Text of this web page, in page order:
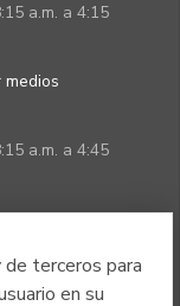
terceros para
en su
a.m. a 4:15
a.m. a 4:45